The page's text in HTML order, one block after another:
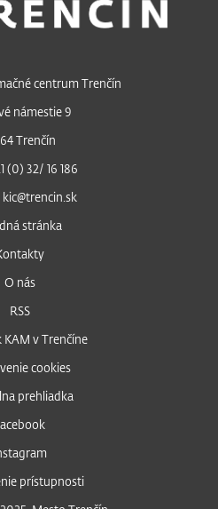
centrum Trenčín
námestie 9
64 Trenčín
(0) 32/ 16 186
stránka
O nás
RSS
KAM v Trenčíne
cookies
prehliadka
prístupnosti